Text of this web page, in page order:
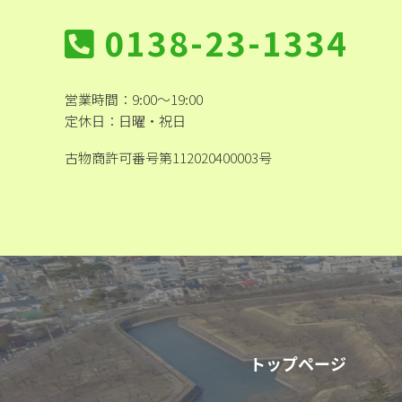
0138-23-1334
営業時間：9:00～19:00
定休日：日曜・祝日
古物商許可番号第112020400003号
トップページ